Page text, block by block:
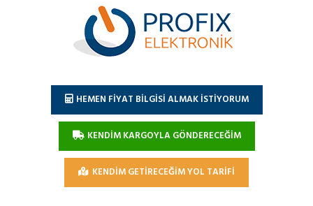
HEMEN FİYAT BİLGİSİ ALMAK İSTİYORUM
KENDİM KARGOYLA GÖNDERECEĞİM
KENDİM GETİRECEĞİM YOL TARİFİ